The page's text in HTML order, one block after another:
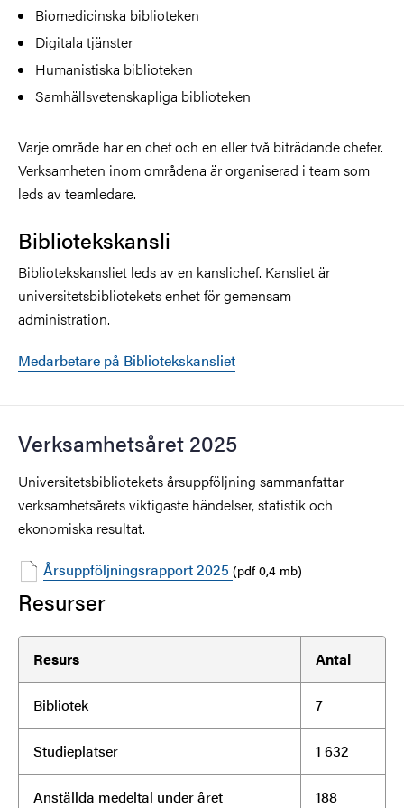
Biomedicinska biblioteken
Digitala tjänster
Humanistiska biblioteken
Samhällsvetenskapliga biblioteken
Varje område har en chef och en eller två biträdande chefer.
Verksamheten inom områdena är organiserad i team som
leds av teamledare.
Bibliotekskansli
Bibliotekskansliet leds av en kanslichef. Kansliet är
universitetsbibliotekets enhet för gemensam
administration.
Medarbetare på Bibliotekskansliet
Verksamhetsåret 2025
Universitetsbibliotekets årsuppföljning sammanfattar
verksamhetsårets viktigaste händelser, statistik och
ekonomiska resultat.
Årsuppföljningsrapport 2025 (pdf 0,4 mb)
Resurser
Resurs Antal
Bibliotek 7
Studieplatser 1 632
Anställda medeltal under året 188